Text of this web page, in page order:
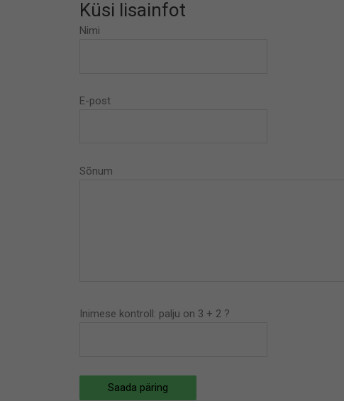
Küsi lisainfot
Nimi
E-post
Sõnum
Inimese kontroll: palju on 3 + 2 ?
Saada päring